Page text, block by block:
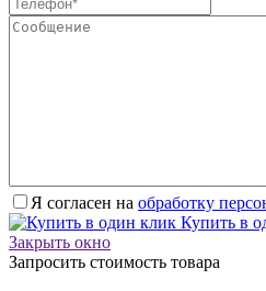
Я согласен на обработку
Купить в
Закрыть окно
Запросить стоимость товара